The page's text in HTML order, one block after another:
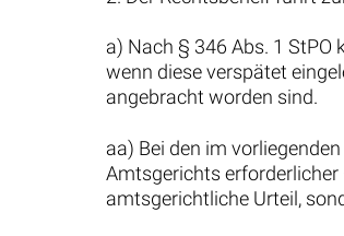
a) Nach § 346 Abs. 1 StPO
wenn diese verspätet
angebracht worden sind.
aa) Bei den im
Amtsgerichts
amtsgerichtliche Urteil,